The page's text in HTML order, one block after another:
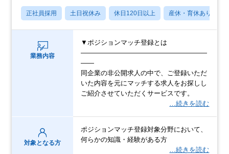
正社員採用 土日祝休み 休日120日以上 産休・育休あり
業務内容
▼ポジションマッチ登録とは
―――――――――――――――――――
――
同企業の非公開求人の中で、ご登録いただ
いた内容を元にマッチする求人をお探しし
ご紹介させていただくサービスです。
…続きを読む
対象となる方
ポジションマッチ登録対象分野において、
何らかの知識・経験がある方
…続きを読む